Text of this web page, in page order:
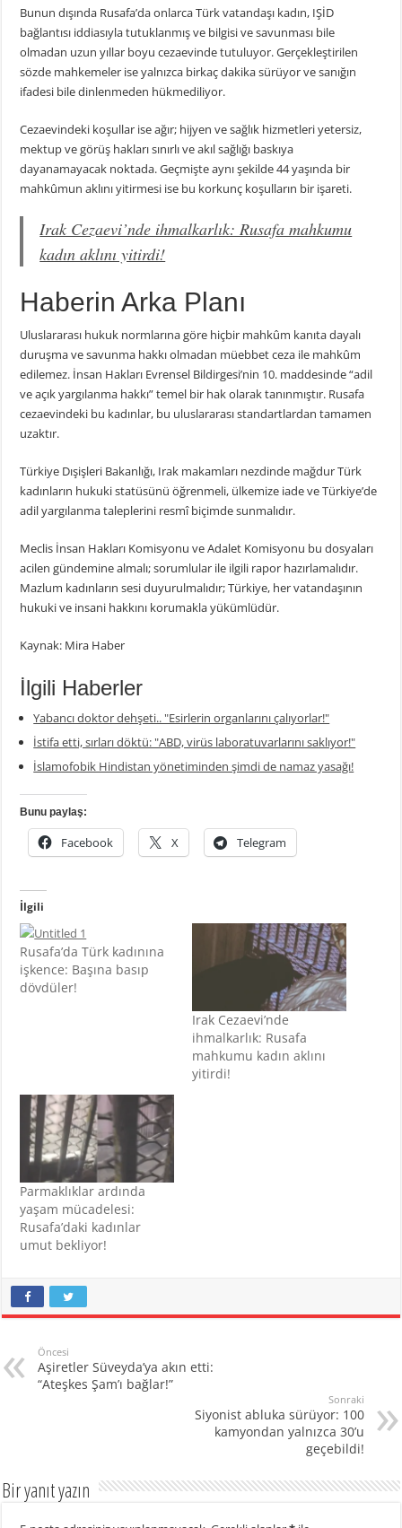
Bunun dışında Rusafa’da onlarca Türk vatandaşı kadın, IŞİD
bağlantısı iddiasıyla tutuklanmış ve bilgisi ve savunması bile
olmadan uzun yıllar boyu cezaevinde tutuluyor. Gerçekleştirilen
sözde mahkemeler ise yalnızca birkaç dakika sürüyor ve sanığın
ifadesi bile dinlenmeden hükmediliyor.
Cezaevindeki koşullar ise ağır; hijyen ve sağlık hizmetleri yetersiz,
mektup ve görüş hakları sınırlı ve akıl sağlığı baskıya
dayanamayacak noktada. Geçmişte aynı şekilde 44 yaşında bir
mahkûmun aklını yitirmesi ise bu korkunç koşulların bir işareti.
Irak Cezaevi’nde ihmalkarlık: Rusafa mahkumu
kadın aklını yitirdi!
Haberin Arka Planı
Uluslararası hukuk normlarına göre hiçbir mahkûm kanıta dayalı
duruşma ve savunma hakkı olmadan müebbet ceza ile mahkûm
edilemez. İnsan Hakları Evrensel Bildirgesi’nin 10. maddesinde “adil
ve açık yargılanma hakkı” temel bir hak olarak tanınmıştır. Rusafa
cezaevindeki bu kadınlar, bu uluslararası standartlardan tamamen
uzaktır.
Türkiye Dışişleri Bakanlığı, Irak makamları nezdinde mağdur Türk
kadınların hukuki statüsünü öğrenmeli, ülkemize iade ve Türkiye’de
adil yargılanma taleplerini resmî biçimde sunmalıdır.
Meclis İnsan Hakları Komisyonu ve Adalet Komisyonu bu dosyaları
acilen gündemine almalı; sorumlular ile ilgili rapor hazırlamalıdır.
Mazlum kadınların sesi duyurulmalıdır; Türkiye, her vatandaşının
hukuki ve insani hakkını korumakla yükümlüdür.
Kaynak: Mira Haber
İlgili Haberler
Yabancı doktor dehşeti.. "Esirlerin organlarını çalıyorlar!"
İstifa etti, sırları döktü: "ABD, virüs laboratuvarlarını saklıyor!"
İslamofobik Hindistan yönetiminden şimdi de namaz yasağı!
Bunu paylaş:
Facebook X Telegram
İlgili
Rusafa’da Türk kadınına
işkence: Başına basıp
dövdüler!
Irak Cezaevi’nde
ihmalkarlık: Rusafa
mahkumu kadın aklını
yitirdi!
Parmaklıklar ardında
yaşam mücadelesi:
Rusafa’daki kadınlar
umut bekliyor!
Öncesi
Aşiretler Süveyda’ya akın etti:
“Ateşkes Şam’ı bağlar!”
Sonraki
Siyonist abluka sürüyor: 100
kamyondan yalnızca 30’u
geçebildi!
Bir yanıt yazın